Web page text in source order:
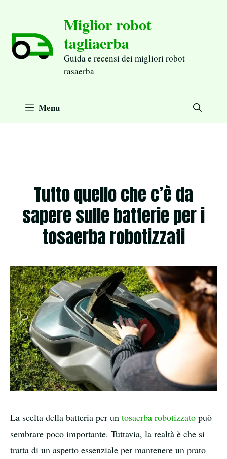
contenu
Miglior robot
tagliaerba
Guida e recensi dei migliori robot
rasaerba
Menu
Tutto quello che c’è da
sapere sulle batterie per i
tosaerba robotizzati
La scelta della batteria per un tosaerba robotizzato può
sembrare poco importante. Tuttavia, la realtà è che si
tratta di un aspetto essenziale per mantenere un prato